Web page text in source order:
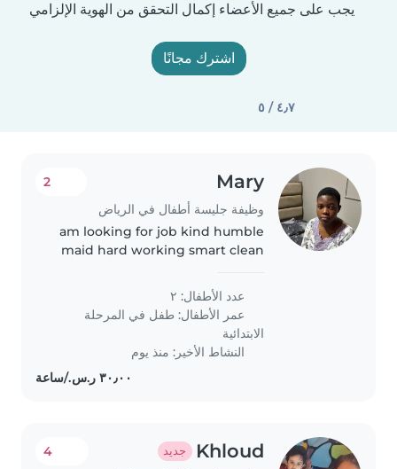
يجب على جميع الأعضاء إكمال التحقق من الهوية الإلزامي
اشترك مجانًا
٤٫٧ / ٥
Mary
وظيفة جليسة أطفال في الرياض
2
am looking for job kind humble
maid hard working smart clean
عدد الأطفال: ٢
عمر الأطفال: طفل في المرحلة
الابتدائية
النشاط الأخير: منذ يوم
Khloud جديد 4